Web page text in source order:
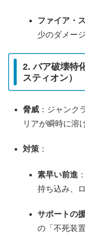
ファイア・
少のダメー
2. バア破壊特
スティオン）
脅威 ：ジャンク
リアが瞬時に溶
対策 ：
素早い前進
持ち込み、
サポートの
の「不死装